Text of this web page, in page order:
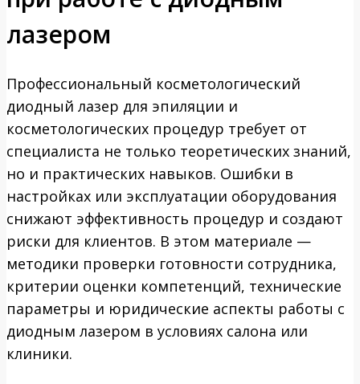
лазером
Профессиональный косметологический
диодный лазер для эпиляции и
косметологических процедур требует от
специалиста не только теоретических знаний,
но и практических навыков. Ошибки в
настройках или эксплуатации оборудования
снижают эффективность процедур и создают
риски для клиентов. В этом материале —
методики проверки готовности сотрудника,
критерии оценки компетенций, технические
параметры и юридические аспекты работы с
диодным лазером в условиях салона или
клиники.